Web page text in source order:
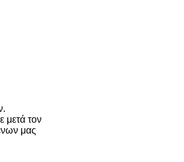
μετά τον
μας